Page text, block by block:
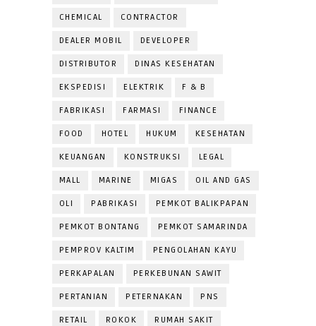
CHEMICAL CONTRACTOR
DEALER MOBIL DEVELOPER
DISTRIBUTOR DINAS KESEHATAN
EKSPEDISI ELEKTRIK F & B
FABRIKASI FARMASI FINANCE
FOOD HOTEL HUKUM KESEHATAN
KEUANGAN KONSTRUKSI LEGAL
MALL MARINE MIGAS OIL AND GAS
OLI PABRIKASI PEMKOT BALIKPAPAN
PEMKOT BONTANG PEMKOT SAMARINDA
PEMPROV KALTIM PENGOLAHAN KAYU
PERKAPALAN PERKEBUNAN SAWIT
PERTANIAN PETERNAKAN PNS
RETAIL ROKOK RUMAH SAKIT